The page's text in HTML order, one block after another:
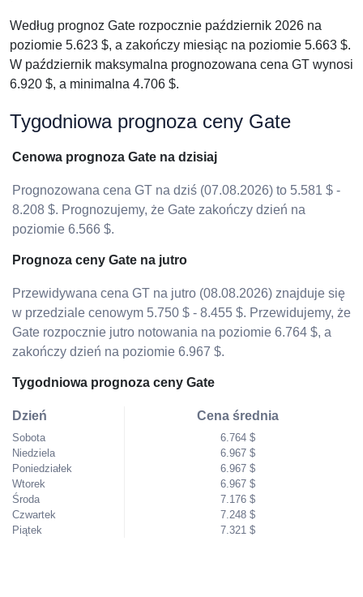
Według prognoz Gate rozpocznie październik 2026 na
poziomie 5.623 $, a zakończy miesiąc na poziomie 5.663 $.
W październik maksymalna prognozowana cena GT wynosi
6.920 $, a minimalna 4.706 $.
Tygodniowa prognoza ceny Gate
Cenowa prognoza Gate na dzisiaj
Prognozowana cena GT na dziś (07.08.2026) to 5.581 $ -
8.208 $. Prognozujemy, że Gate zakończy dzień na
poziomie 6.566 $.
Prognoza ceny Gate na jutro
Przewidywana cena GT na jutro (08.08.2026) znajduje się
w przedziale cenowym 5.750 $ - 8.455 $. Przewidujemy, że
Gate rozpocznie jutro notowania na poziomie 6.764 $, a
zakończy dzień na poziomie 6.967 $.
Tygodniowa prognoza ceny Gate
Dzień
Sobota
Niedziela
Poniedziałek
Wtorek
Środa
Czwartek
Piątek
Cena średnia
6.764 $
6.967 $
6.967 $
6.967 $
7.176 $
7.248 $
7.321 $